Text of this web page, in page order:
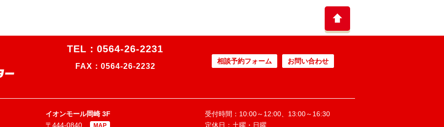
TEL：0564-26-2231
FAX：0564-26-2232
相談予約フォーム お問い合わせ
イオンモール岡崎 3F
〒444-0840
MAP
受付時間：10:00～12:00、13:00～16:30
定休日：土曜・日曜